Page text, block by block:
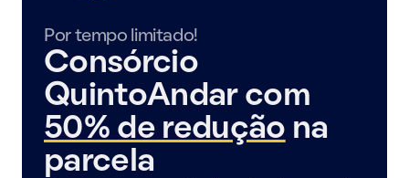
Por tempo limitado!
Consórcio
QuintoAndar com
50% de redução na
parcela